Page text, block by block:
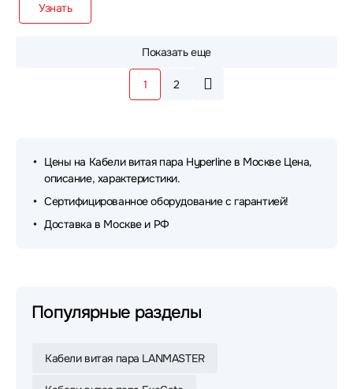
Узнать
Показать еще
1 2
Цены на Кабели витая пара Hyperline в Москве Цена,
описание, характеристики.
Сертифицированное оборудование с гарантией!
Доставка в Москве и РФ
Популярные разделы
Кабели витая пара LANMASTER